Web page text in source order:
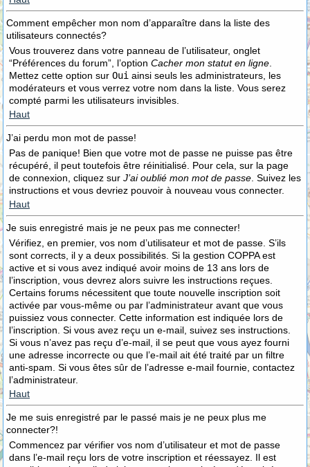
Comment empêcher mon nom d’apparaître dans la liste des
utilisateurs connectés?
Vous trouverez dans votre panneau de l’utilisateur, onglet
“Préférences du forum”, l’option Cacher mon statut en ligne
Mettez cette option sur Oui ainsi seuls les administrateurs, les
modérateurs et vous verrez votre nom dans la liste. Vous serez
compté parmi les utilisateurs invisibles.
Haut
J’ai perdu mon mot de passe!
Pas de panique! Bien que votre mot de passe ne puisse pas être
récupéré, il peut toutefois être réinitialisé. Pour cela, sur la page
de connexion, cliquez sur J’ai oublié mon mot de passe . Suivez les
instructions et vous devriez pouvoir à nouveau vous connecter.
Haut
Je suis enregistré mais je ne peux pas me connecter!
Vérifiez, en premier, vos nom d’utilisateur et mot de passe. S’ils
sont corrects, il y a deux possibilités. Si la gestion COPPA est
active et si vous avez indiqué avoir moins de 13 ans lors de
l’inscription, vous devrez alors suivre les instructions reçues.
Certains forums nécessitent que toute nouvelle inscription soit
activée par vous-même ou par l’administrateur avant que vous
puissiez vous connecter. Cette information est indiquée lors de
l’inscription. Si vous avez reçu un e-mail, suivez ses instructions.
Si vous n’avez pas reçu d’e-mail, il se peut que vous ayez fourni
une adresse incorrecte ou que l’e-mail ait été traité par un filtre
anti-spam. Si vous êtes sûr de l’adresse e-mail fournie, contactez
l’administrateur.
Haut
Je me suis enregistré par le passé mais je ne peux plus me
connecter?!
Commencez par vérifier vos nom d’utilisateur et mot de passe
dans l’e-mail reçu lors de votre inscription et réessayez. Il est